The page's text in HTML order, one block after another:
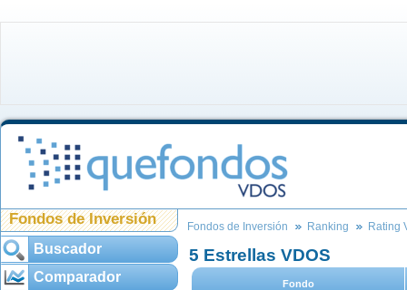
Fondos de Inversión
Buscador
Comparador
Fondos de Inversión Ranking Rating
5 Estrellas VDOS
Fondo